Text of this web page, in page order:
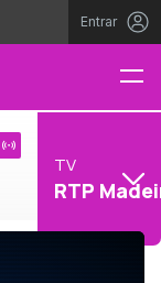
Entrar
TV
RTP